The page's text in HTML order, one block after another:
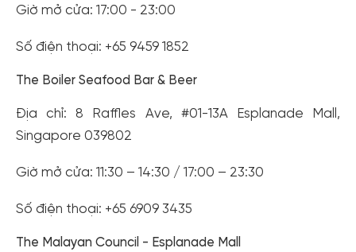
Giờ mở cửa: 17:00 - 23:00
Số điện thoại: +65 9459 1852
The Boiler Seafood Bar & Beer
Địa chỉ: 8 Raffles Ave, #01-13A Esplanade Mall,
Singapore 039802
Giờ mở cửa: 11:30 – 14:30 / 17:00 – 23:30
Số điện thoại: +65 6909 3435
The Malayan Council - Esplanade Mall